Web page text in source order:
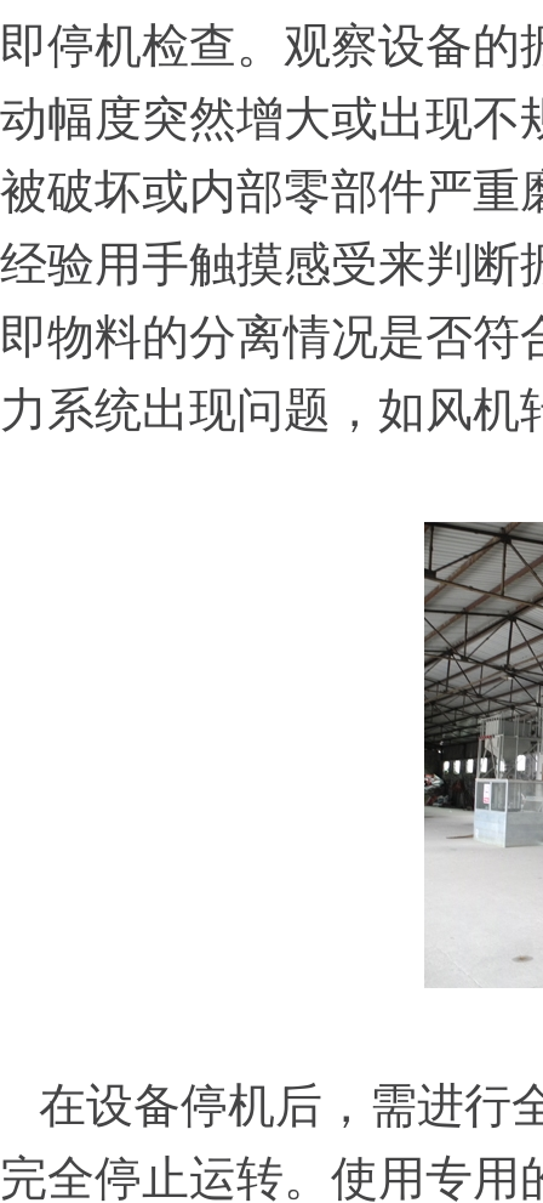
即停机检查。观察设备
动幅度突然增大或出现不
被破坏或内部零部件严重
经验用手触摸感受来判断
即物料的分离情况是否
力系统出现问题，如风
在设备停机后，需进行
完全停止运转。使用专